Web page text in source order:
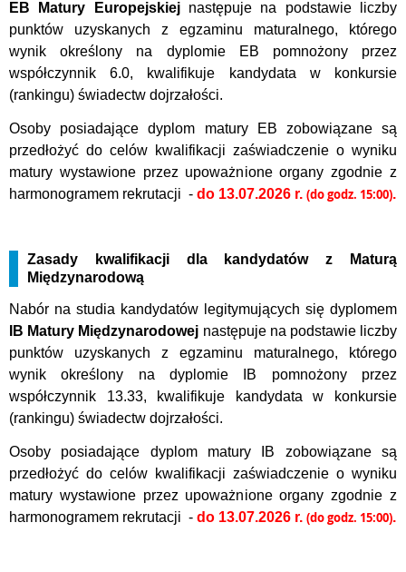
EB Matury Europejskiejnastępuje na podstawie liczby
punktów uzyskanych z egzaminu maturalnego, którego
wynik określony na dyplomie EB pomnożony przez
współczynnik 6.0, kwalifikuje kandydata w konkursie
(rankingu) świadectw dojrzałości.
Osoby posiadające dyplom matury EB zobowiązane są
przedłożyć do celów kwalifikacji zaświadczenie o wyniku
matury wystawione przez upoważnione organy zgodnie z
harmonogramem rekrutacji - do 13.07.2026 r. (do godz. 15:00).
Zasady kwalifikacji dla kandydatów z Maturą
Międzynarodową
Nabór na studia kandydatów legitymujących się dyplomem
IB Matury Międzynarodowej następuje na podstawie liczby
punktów uzyskanych z egzaminu maturalnego, którego
wynik określony na dyplomie IB pomnożony przez
współczynnik 13.33, kwalifikuje kandydata w konkursie
(rankingu) świadectw dojrzałości.
Osoby posiadające dyplom matury IB zobowiązane są
przedłożyć do celów kwalifikacji zaświadczenie o wyniku
matury wystawione przez upoważnione organy zgodnie z
harmonogramem rekrutacji - do 13.07.2026 r. (do godz. 15:00).